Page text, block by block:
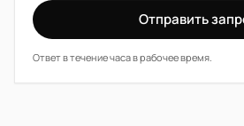
Отправить
Ответ в течение часа в рабочее время.